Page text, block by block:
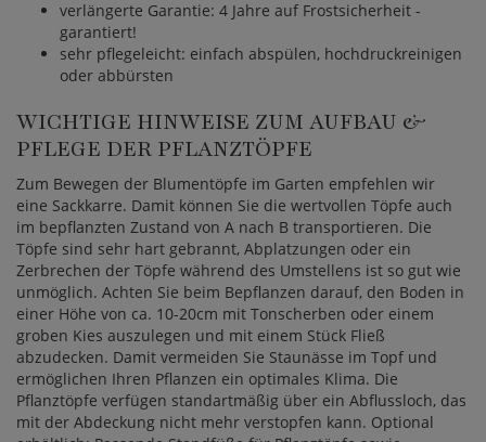
verlängerte Garantie: 4 Jahre auf Frostsicherheit -
garantiert!
sehr pflegeleicht: einfach abspülen, hochdruckreinigen
oder abbürsten
WICHTIGE HINWEISE ZUM AUFBAU &
PFLEGE DER PFLANZTÖPFE
Zum Bewegen der Blumentöpfe im Garten empfehlen wir
eine Sackkarre. Damit können Sie die wertvollen Töpfe auch
im bepflanzten Zustand von A nach B transportieren. Die
Töpfe sind sehr hart gebrannt, Abplatzungen oder ein
Zerbrechen der Töpfe während des Umstellens ist so gut wie
unmöglich. Achten Sie beim Bepflanzen darauf, den Boden in
einer Höhe von ca. 10-20cm mit Tonscherben oder einem
groben Kies auszulegen und mit einem Stück Fließ
abzudecken. Damit vermeiden Sie Staunässe im Topf und
ermöglichen Ihren Pflanzen ein optimales Klima. Die
Pflanztöpfe verfügen standartmäßig über ein Abflussloch, das
mit der Abdeckung nicht mehr verstopfen kann. Optional